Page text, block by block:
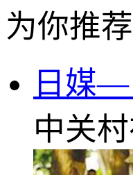
为你推荐
日媒—
中关